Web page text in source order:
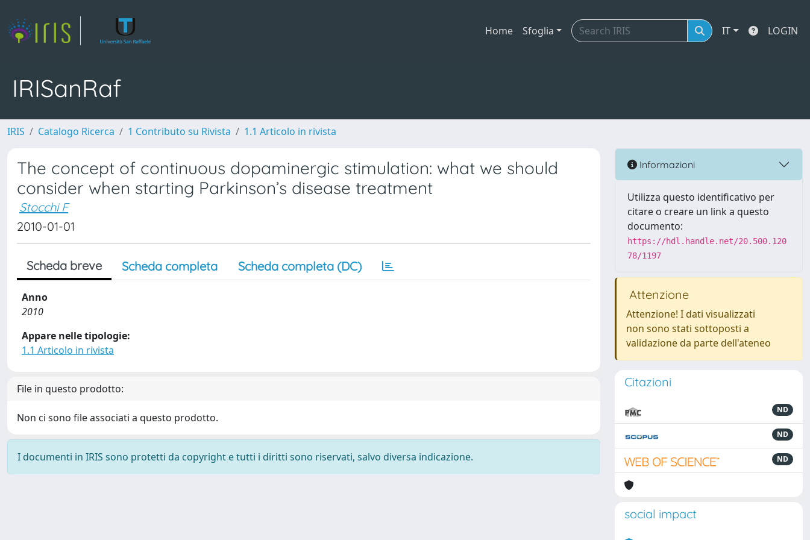
Home Sfoglia IT LOGIN
IRISanRaf
IRIS Catalogo Ricerca 1 Contributo su Rivista 1.1 Articolo in rivista
The concept of continuous dopaminergic stimulation: what we should
consider when starting Parkinson’s disease treatment
Stocchi F
2010-01-01
Scheda breve Scheda completa Scheda completa (DC)
Anno
2010
Appare nelle tipologie:
1.1 Articolo in rivista
File in questo prodotto:
Non ci sono file associati a questo prodotto.
I documenti in IRIS sono protetti da copyright e tutti i diritti sono riservati, salvo diversa indicazione.
Informazioni
Utilizza questo identificativo per
citare o creare un link a questo
documento:
https://hdl.handle.net/20.500.120
78/1197
Attenzione
Attenzione! I dati visualizzati
non sono stati sottoposti a
validazione da parte dell'ateneo
Citazioni
ND
ND
ND
social impact